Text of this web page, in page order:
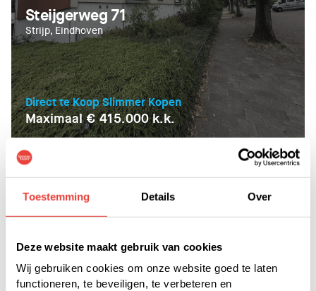
Toestemming Details Over
Deze website maakt gebruik van cookies
Wij gebruiken cookies om onze website goed te laten
functioneren, te beveiligen, te verbeteren en
Steijgerweg 71
Strijp, Eindhoven
Direct te Koop Slimmer Kopen
Maximaal € 415.000 k.k.